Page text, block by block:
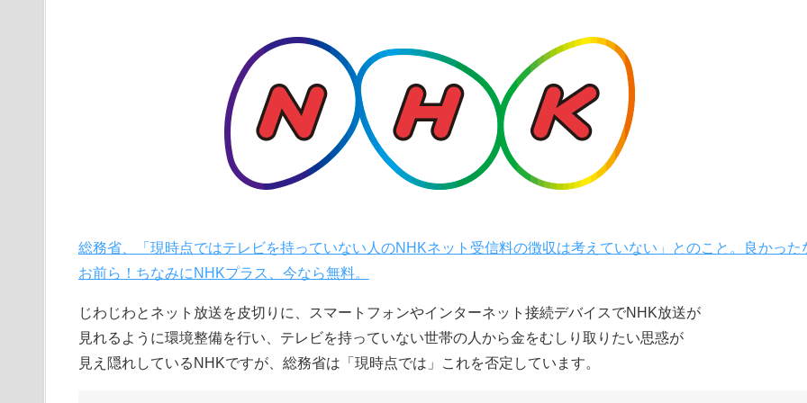
総務省、「現時点ではテレビを持っていない人のNHKネット受信料の徴収は考えていない」とのこと。良かった
お前ら！ちなみにNHKプラス、今なら無料。
じわじわとネット放送を皮切りに、スマートフォンやインターネット接続デバイスでNHK放送が
見れるように環境整備を行い、テレビを持っていない世帯の人から金をむしり取りたい思惑が
見え隠れしているNHKですが、総務省は「現時点では」これを否定しています。